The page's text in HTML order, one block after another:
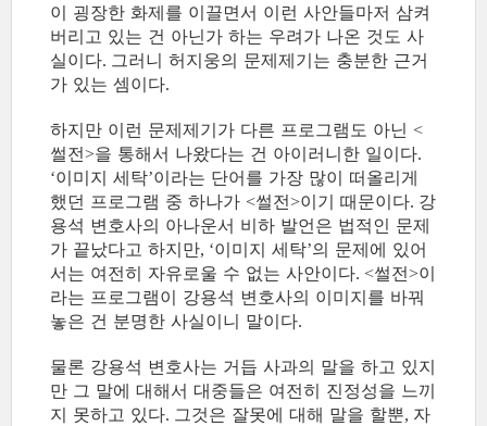
이 굉장한 화제를 이끌면서 이런 사안들마저 삼켜
버리고 있는 건 아닌가 하는 우려가 나온 것도 사
실이다. 그러니 허지웅의 문제제기는 충분한 근거
가 있는 셈이다.
하지만 이런 문제제기가 다른 프로그램도 아닌 <
썰전>을 통해서 나왔다는 건 아이러니한 일이다.
‘이미지 세탁’이라는 단어를 가장 많이 떠올리게
했던 프로그램 중 하나가 <썰전>이기 때문이다. 강
용석 변호사의 아나운서 비하 발언은 법적인 문제
가 끝났다고 하지만, ‘이미지 세탁’의 문제에 있어
서는 여전히 자유로울 수 없는 사안이다. <썰전>이
라는 프로그램이 강용석 변호사의 이미지를 바꿔
놓은 건 분명한 사실이니 말이다.
물론 강용석 변호사는 거듭 사과의 말을 하고 있지
만 그 말에 대해서 대중들은 여전히 진정성을 느끼
지 못하고 있다. 그것은 잘못에 대해 말을 할뿐, 자